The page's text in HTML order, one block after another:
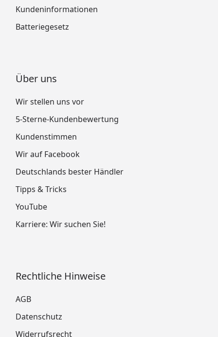
Kundeninformationen
Batteriegesetz
Über uns
Wir stellen uns vor
5-Sterne-Kundenbewertung
Kundenstimmen
Wir auf Facebook
Deutschlands bester Händler
Tipps & Tricks
YouTube
Karriere: Wir suchen Sie!
Rechtliche Hinweise
AGB
Datenschutz
Widerrufsrecht